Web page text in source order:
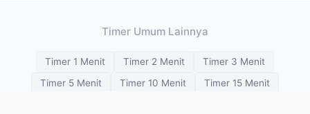
Timer Umum Lainnya
Timer 1 Menit Timer 2 Menit
Timer 3 Menit
Timer 5 Menit
Timer 10 Menit
Timer 15 Menit